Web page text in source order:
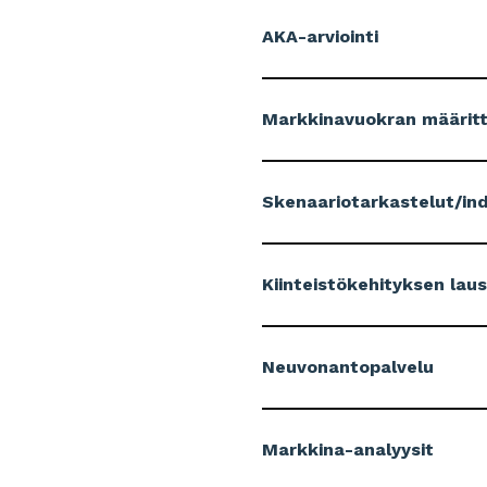
AKA-arviointi
Markkinavuokran
Skenaariotarkastelut/
Kiinteistökehityksen
Neuvonantopalvelu
Markkina-analyysit